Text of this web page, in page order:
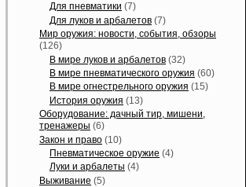
Для пневматики (7)
Для луков и арбалетов (7)
Мир оружия: новости, события, обзоры
(126)
В мире луков и арбалетов (32)
В мире пневматического оружия (60)
В мире огнестрельного оружия (15)
История оружия (13)
Оборудование: дачный тир, мишени,
тренажеры (6)
Закон и право (10)
Пневматическое оружие (4)
Луки и арбалеты (4)
Выживание (5)